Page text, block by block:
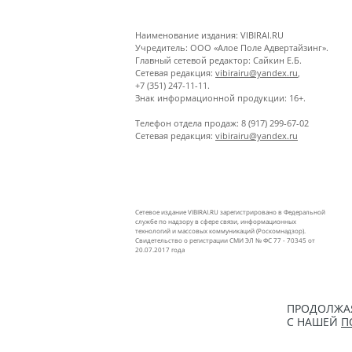
Наименование издания: VIBIRAI.RU
Учредитель: ООО «Алое Поле Адвертайзинг».
Главный сетевой редактор: Сайкин Е.Б.
Сетевая редакция: vibirairu@yandex.ru
+7 (351) 247-11-11.
Знак информационной продукции: 16+.
Телефон отдела продаж: 8 (917) 299-67-02
Сетевая редакция: vibirairu@yandex.ru
Сетевое издание VIBIRAI.RU зарегистрировано в Федеральной
службе по надзору в сфере связи, информационных
технологий и массовых коммуникаций (Роскомнадзор).
Свидетельство о регистрации СМИ ЭЛ № ФС 77 - 70345 от
20.07.2017 года
С НАШЕЙ